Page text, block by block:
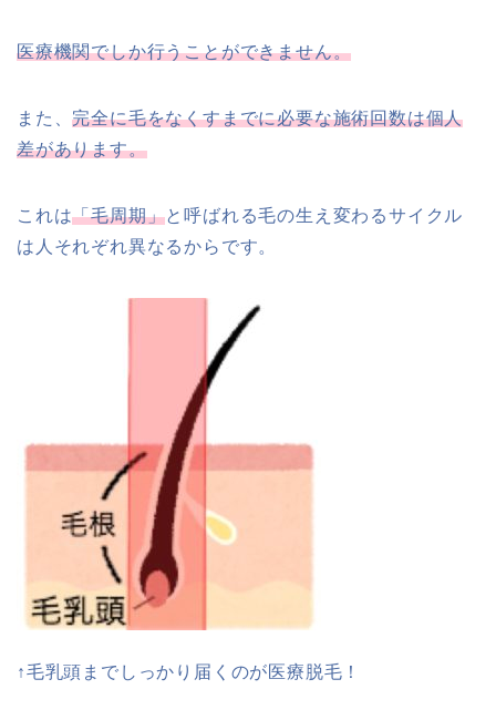
医療機関でしか行うことができません。
また、完全に毛をなくすまでに必要な施術回数は個人
差があります。
これは「毛周期」と呼ばれる毛の生え変わるサイクル
は人それぞれ異なるからです。
↑毛乳頭までしっかり届くのが医療脱毛！